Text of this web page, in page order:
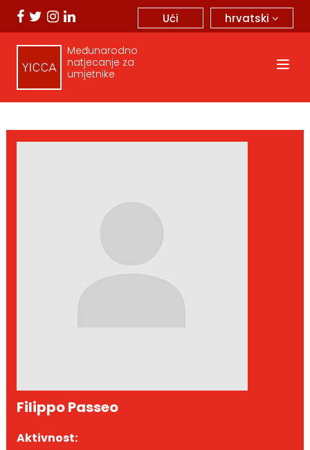
hrvatski
Ući
Međunarodno
natjecanje za
umjetnike
Filippo Passeo
Aktivnost: